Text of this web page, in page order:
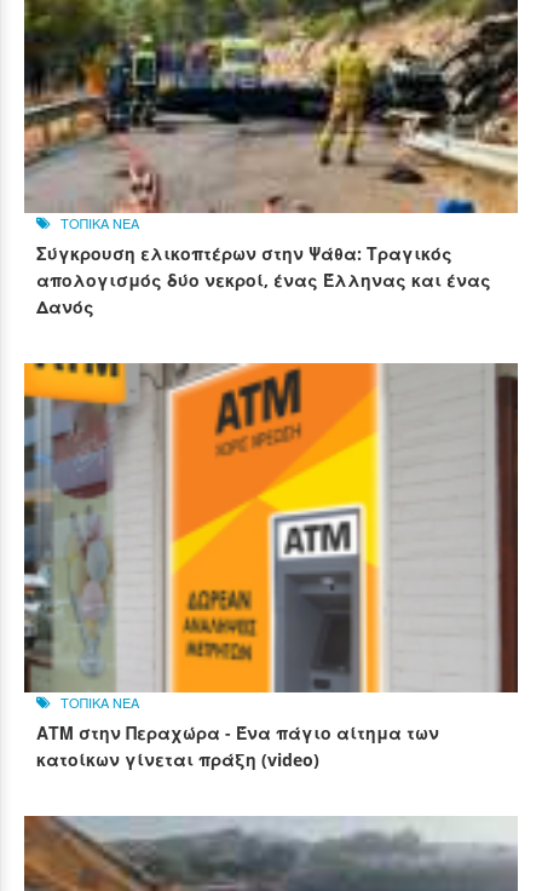
ΤΟΠΙΚΑ ΝΕΑ
Σύγκρουση ελικοπτέρων στην Ψάθα: Τραγικός
απολογισμός δύο νεκροί, ένας Έλληνας και ένας
Δανός
ΤΟΠΙΚΑ ΝΕΑ
ΑΤΜ στην Περαχώρα - Ένα πάγιο αίτημα των
κατοίκων γίνεται πράξη (video)